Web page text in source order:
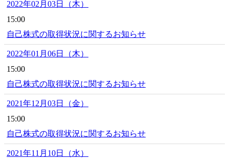
2022年02月03日（木）
15:00
自己株式の取得状況に関するお知らせ
2022年01月06日（木）
15:00
自己株式の取得状況に関するお知らせ
2021年12月03日（金）
15:00
自己株式の取得状況に関するお知らせ
2021年11月10日（水）